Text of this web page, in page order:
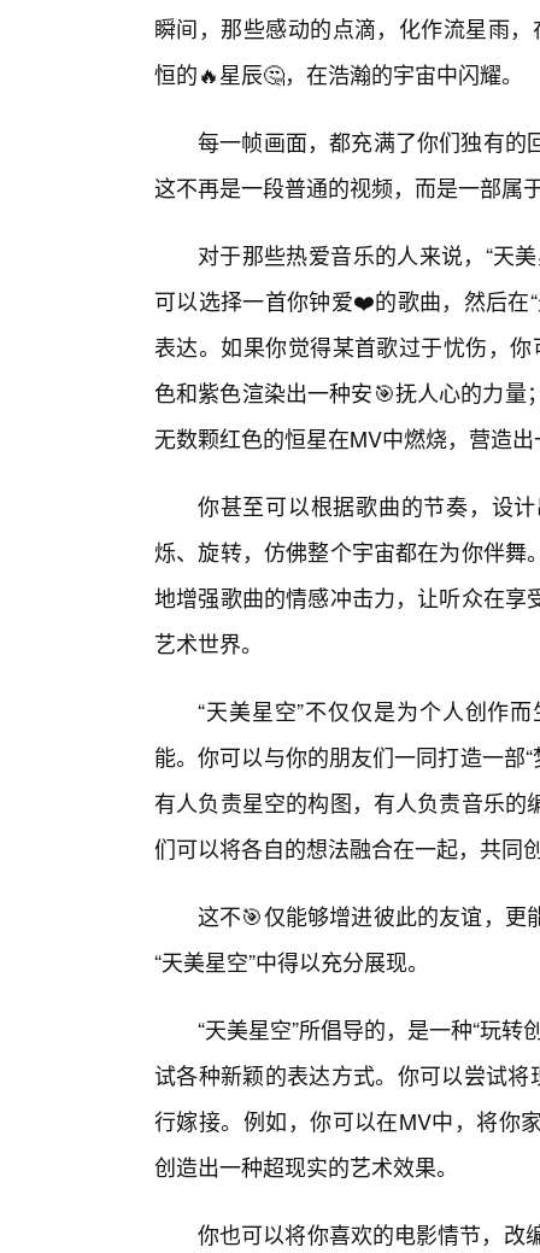
瞬间，那些感动的点滴，化作流星雨
恒的🔥星辰🤔，在浩瀚的宇宙中闪耀。
每一帧画面，都充满了你们独有的
这不再是一段普通的视频，而是一部属
对于那些热爱音乐的人来说，“天
可以选择一首你钟爱❤️的歌曲，然后在
表达。如果你觉得某首歌过于忧伤，
色和紫色渲染出一种安🎯抚人心的力
无数颗红色的恒星在MV中燃烧，营造
你甚至可以根据歌曲的节奏，设
烁、旋转，仿佛整个宇宙都在为你伴
地增强歌曲的情感冲击力，让听众在
艺术世界。
“天美星空”不仅仅是为个人创作
能。你可以与你的朋友们一同打造一部
有人负责星空的构图，有人负责音乐
们可以将各自的想法融合在一起，共同
这不🎯仅能够增进彼此的友谊，更
“天美星空”中得以充分展现。
“天美星空”所倡导的，是一种“玩
试各种新颖的表达方式。你可以尝试
行嫁接。例如，你可以在MV中，将你
创造出一种超现实的艺术效果。
你也可以将你喜欢的电影情节，改